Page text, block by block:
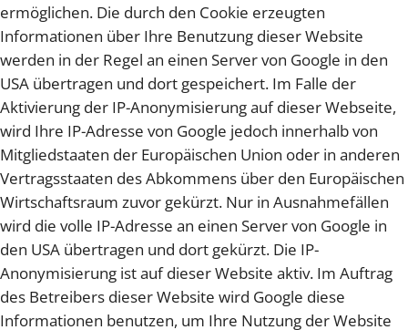
ermöglichen. Die durch den Cookie erzeugten
Informationen über Ihre Benutzung dieser Website
werden in der Regel an einen Server von Google in den
USA übertragen und dort gespeichert. Im Falle der
Aktivierung der IP-Anonymisierung auf dieser Webseite,
wird Ihre IP-Adresse von Google jedoch innerhalb von
Mitgliedstaaten der Europäischen Union oder in anderen
Vertragsstaaten des Abkommens über den Europäischen
Wirtschaftsraum zuvor gekürzt. Nur in Ausnahmefällen
wird die volle IP-Adresse an einen Server von Google in
den USA übertragen und dort gekürzt. Die IP-
Anonymisierung ist auf dieser Website aktiv. Im Auftrag
des Betreibers dieser Website wird Google diese
Informationen benutzen, um Ihre Nutzung der Website